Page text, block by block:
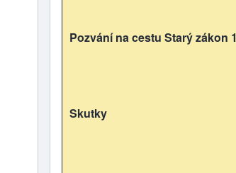
Pozvání na cestu Starý zákon 1
Skutky